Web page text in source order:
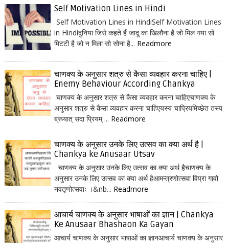
Self Motivation Lines in Hindi
Self Motivation Lines in HindiSelf Motivation Lines
in Hindiदुनिया जिसे कहते हैं जादू का खिलौना है जो मिल गया सो
मिटटी है जो न मिला सो सोना है... Readmore
चाणक्य के अनुसार शत्रु से कैसा व्यवहार करना चाहिए |
Enemy Behaviour According Chankya
चाणक्य के अनुसार शत्रु से कैसा व्यवहार करना चाहिएचाणक्य के
अनुसार शत्रु से कैसा व्यवहार करना चाहिएयस्य चाप्रियमिच्छेत तस्य
ब्रूयात् सदा प्रियम् ... Readmore
चाणक्य के अनुसार उनके लिए उत्सव का क्या अर्थ है |
Chankya ke Anusaar Utsav
चाणक्य के अनुसार उनके लिए उत्सव का क्या अर्थ हैचाणक्य के
अनुसार उनके लिए उत्सव का क्या अर्थ हैआमन्त्रणोत्सवा विप्रा गावो
नवतृणोत्सवाः ।&nb... Readmore
आचार्य चाणक्य के अनुसार भाषाओं का ज्ञान | Chankya
Ke Anusaar Bhashaon Ka Gayan
आचार्य चाणक्य के अनुसार भाषाओं का ज्ञानआचार्य चाणक्य के अनुसार